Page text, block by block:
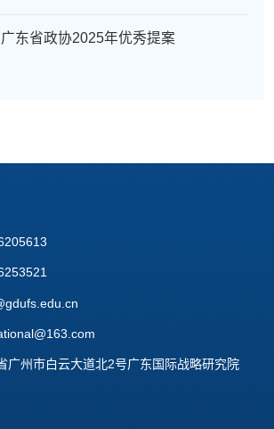
东省政协2025年优秀提案
州市白云大道北2号广东国际战略研究院